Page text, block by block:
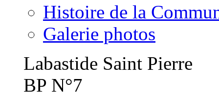
Histoire de la
Galerie photos
Labastide Saint Pierre
BP N°7